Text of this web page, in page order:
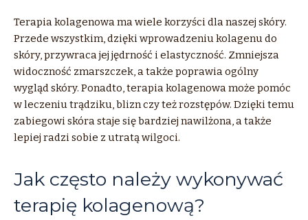
Terapia kolagenowa ma wiele korzyści dla naszej skóry.
Przede wszystkim, dzięki wprowadzeniu kolagenu do
skóry, przywraca jej jędrność i elastyczność. Zmniejsza
widoczność zmarszczek, a także poprawia ogólny
wygląd skóry. Ponadto, terapia kolagenowa może pomóc
w leczeniu trądziku, blizn czy też rozstępów. Dzięki temu
zabiegowi skóra staje się bardziej nawilżona, a także
lepiej radzi sobie z utratą wilgoci.
Jak często należy wykonywać
terapię kolagenową?